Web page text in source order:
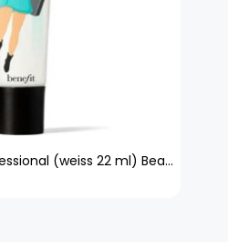
Benefit POREfessional (weiss 22 ml) Beauty, Make-up, Gesicht, Primer